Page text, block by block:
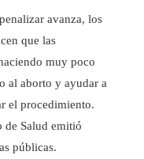
avanza, los
que las
muy poco
al aborto y ayudar a
el procedimiento.
de Salud emitió
públicas.